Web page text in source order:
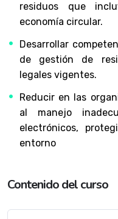
residuos que
economía circular.
Desarrollar
de gestión de
legales vigentes.
Reducir en las
al manejo
electrónicos,
entorno
Contenido del curso